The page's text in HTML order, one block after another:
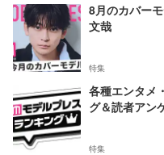
8月のカバー
文哉
特集
各種エンタメ
グ＆読者アン
特集